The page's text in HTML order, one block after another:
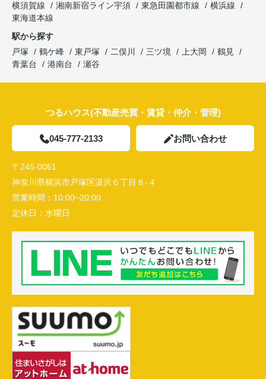
横須賀線
湘南新宿ライン宇須 東急田園都市線
横浜線
東海道本線
駅から探す
戸塚
鶴ケ峰 東戸塚 二俣川 三ツ境 上大岡
鶴見
青葉台
港南台 瀬谷
つるハウス(不動産売買・賃貸・仲介・管理)
045-777-2133 お問い合わせ
〒245-0061
神奈川県横浜市戸塚区汲沢６丁目８-４
営業時間： 10:00~20:00
定休日： 水曜日